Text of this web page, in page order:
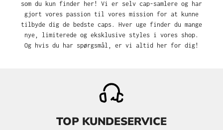
som du kun finder her! Vi er selv cap-samlere og har
gjort vores passion til vores mission for at kunne
tilbyde dig de bedste caps. Hver uge finder du mange
nye, limiterede og eksklusive styles i vores shop.
Og hvis du har spørgsmål, er vi altid her for dig!
TOP KUNDESERVICE